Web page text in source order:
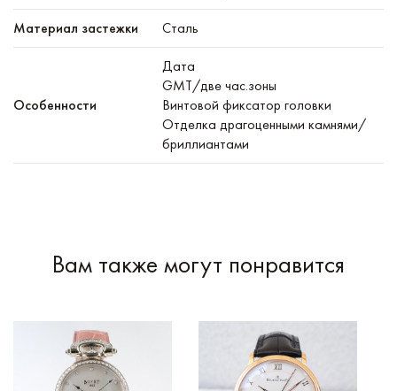
Материал застежки Сталь
Особенности
Дата
GMT/две час.зоны
Винтовой фиксатор головки
Отделка драгоценными камнями/
бриллиантами
Вам также могут понравится